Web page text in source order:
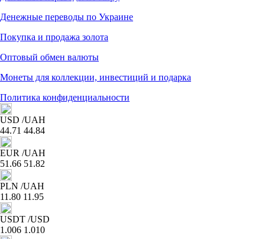
Денежные переводы по Украине
Покупка и продажа золота
Оптовый обмен валюты
Монеты для коллекции, инвестиций и подарка
Политика конфиденциальности
USD /UAH
44.71 44.84
EUR /UAH
51.66 51.82
PLN /UAH
11.80 11.95
USDT /USD
1.006 1.010